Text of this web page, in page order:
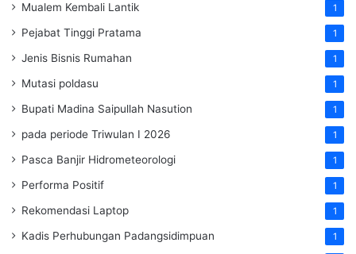
Mualem Kembali Lantik 1
Pejabat Tinggi Pratama 1
Jenis Bisnis Rumahan 1
Mutasi poldasu 1
Bupati Madina Saipullah Nasution 1
pada periode Triwulan I 2026 1
Pasca Banjir Hidrometeorologi 1
Performa Positif 1
Rekomendasi Laptop 1
Kadis Perhubungan Padangsidimpuan 1